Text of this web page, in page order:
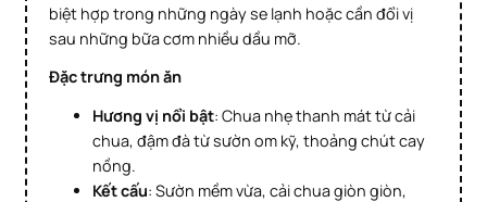
biệt hợp trong những ngày se lạnh hoặc cần đổi vị
sau những bữa cơm nhiều dầu mỡ.
Đặc trưng món ăn
Hương vị nổi bật: Chua nhẹ thanh mát từ cải
chua, đậm đà từ sườn om kỹ, thoảng chút cay
nồng.
Kết cấu: Sườn mềm vừa, cải chua giòn giòn,